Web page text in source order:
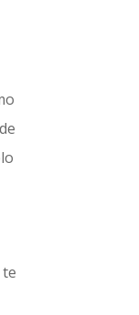
te